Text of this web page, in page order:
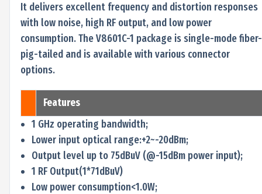
It delivers excellent frequency and distortion responses
with low noise, high RF output, and low power
consumption. The V8601C-1 package is single-mode fiber-
pig-tailed and is available with various connector
options.
Features
1 GHz operating bandwidth;
Lower input optical range:+2~-20dBm;
Output level up to 75dBuV (@-15dBm power input);
1 RF Output(1*71dBuV)
Low power consumption<1.0W;